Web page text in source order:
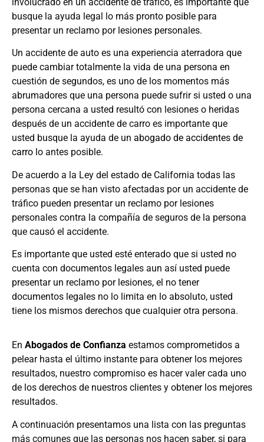
busque la ayuda legal lo más pronto posible para
presentar un reclamo por lesiones personales.
Un accidente de auto es una experiencia aterradora que
puede cambiar totalmente la vida de una persona en
cuestión de segundos, es uno de los momentos más
abrumadores que una persona puede sufrir si usted o una
persona cercana a usted resultó con lesiones o heridas
después de un accidente de carro es importante que
usted busque la ayuda de un abogado de accidentes de
carro lo antes posible.
De acuerdo a la Ley del estado de California todas las
personas que se han visto afectadas por un accidente de
tráfico pueden presentar un reclamo por lesiones
personales contra la compañía de seguros de la persona
que causó el accidente.
Es importante que usted esté enterado que si usted no
cuenta con documentos legales aun así usted puede
presentar un reclamo por lesiones, el no tener
documentos legales no lo limita en lo absoluto, usted
tiene los mismos derechos que cualquier otra persona.
En Abogados de Confianza estamos comprometidos a
pelear hasta el último instante para obtener los mejores
resultados, nuestro compromiso es hacer valer cada uno
de los derechos de nuestros clientes y obtener los mejores
resultados.
A continuación presentamos una lista con las preguntas
más comunes que las personas nos hacen saber, si para